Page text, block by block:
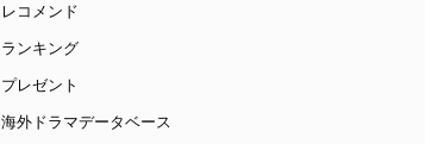
レコメンド
ランキング
プレゼント
海外ドラマデータベース